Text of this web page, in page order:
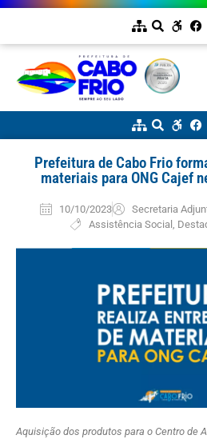
Prefeitura de Cabo Frio
materiais para ONG Cajef
10/10/2023
Secretaria
Assistência Social
Aquisição dos produtos para o Centro de